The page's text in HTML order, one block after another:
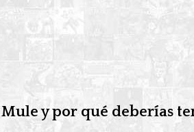
y por qué deberías